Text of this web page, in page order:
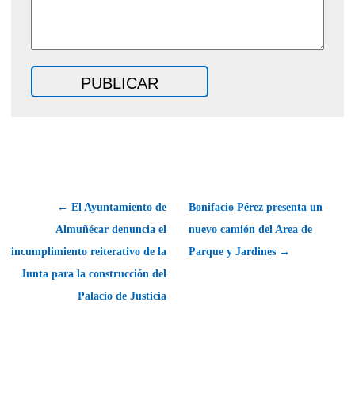
← El Ayuntamiento de
Almuñécar denuncia el
incumplimiento reiterativo de la
Junta para la construcción del
Palacio de Justicia
Bonifacio Pérez presenta un
nuevo camión del Area de
Parque y Jardines →